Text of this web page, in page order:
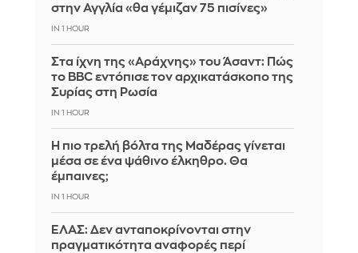
στην Αγγλία «θα γέμιζαν 75 πισίνες»
IN 1 HOUR
Στα ίχνη της «Αράχνης» του Άσαντ: Πώς
το BBC εντόπισε τον αρχικατάσκοπο της
Συρίας στη Ρωσία
IN 1 HOUR
Η πιο τρελή βόλτα της Μαδέρας γίνεται
μέσα σε ένα ψάθινο έλκηθρο. Θα
έμπαινες;
IN 1 HOUR
ΕΛΑΣ: Δεν ανταποκρίνονται στην
πραγματικότητα αναφορές περί